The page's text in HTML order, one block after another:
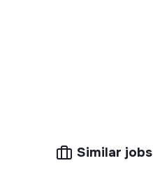
Similar jobs